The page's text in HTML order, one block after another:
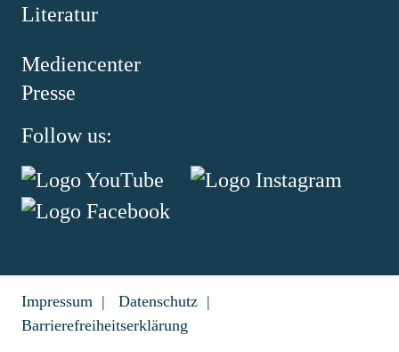
Literatur
Mediencenter
Presse
Follow us:
Impressum
Datenschutz
Barrierefreiheitserklärung